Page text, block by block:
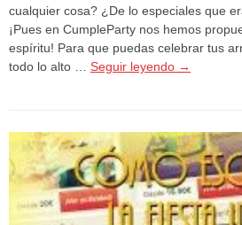
cualquier cosa? ¿De lo especiales que
¡Pues en CumpleParty nos hemos
espíritu! Para que puedas celebrar tus
todo lo alto … Seguir leyendo →